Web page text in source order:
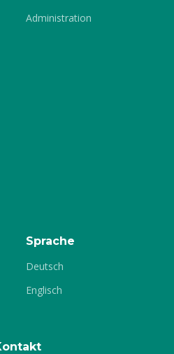
Administration
Sprache
Deutsch
Englisch